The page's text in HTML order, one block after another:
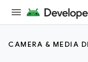
CAMERA & MEDIA